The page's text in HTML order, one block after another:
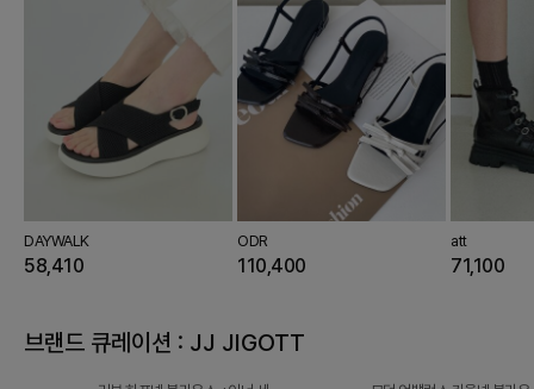
DAYWALK
58,410
ODR
110,400
att
71,100
브랜드 큐레이션 : JJ JIGOTT